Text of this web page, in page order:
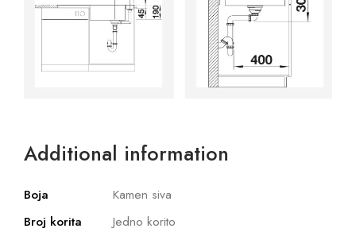
Additional information
Boja
Kamen siva
Broj korita
Jedno korito